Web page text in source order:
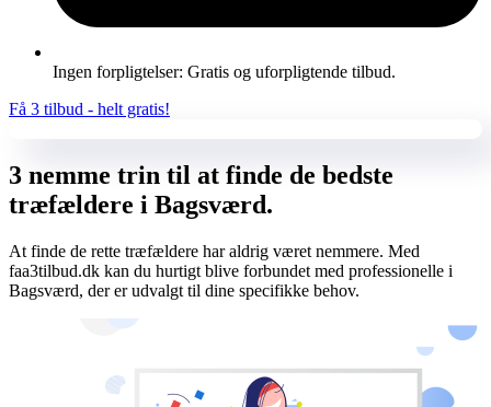
Ingen forpligtelser: Gratis og uforpligtende tilbud.
Få 3 tilbud - helt gratis!
3 nemme trin til at finde de bedste
træfældere i Bagsværd.
At finde de rette træfældere har aldrig været nemmere. Med
faa3tilbud.dk kan du hurtigt blive forbundet med professionelle i
Bagsværd, der er udvalgt til dine specifikke behov.